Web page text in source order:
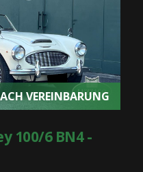
VEREINBARUNG
100/6 BN4 -